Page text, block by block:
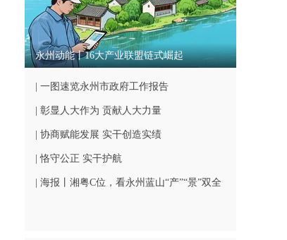
永州动能丨16大产业联盟链式崛起
| 一图速览永州市政府工作报告
| 彰显人大作为 贡献人大力量
| 协商赋能发展 实干创造实绩
| 恪守公正 实干护航
| 海报丨湘粤C位，看永州蓝山“产”“景”双全